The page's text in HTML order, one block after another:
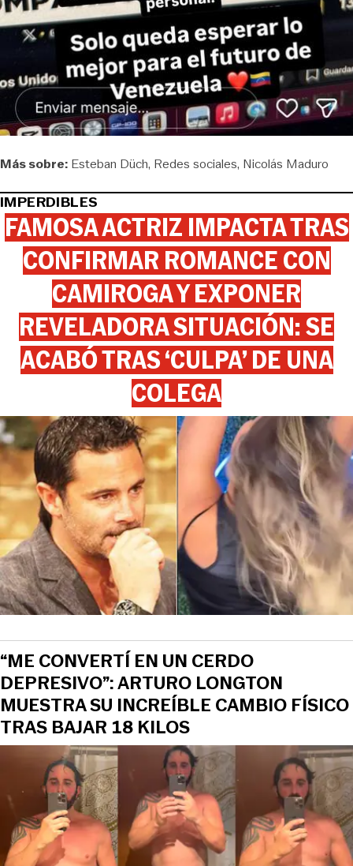
Más sobre: Esteban Düch Redes sociales Nicolás Maduro
IMPERDIBLES
FAMOSA ACTRIZ IMPACTA TRAS
CONFIRMAR ROMANCE CON
CAMIROGA Y EXPONER
REVELADORA SITUACIÓN: SE
ACABÓ TRAS ‘CULPA’ DE UNA
COLEGA
“ME CONVERTÍ EN UN CERDO
DEPRESIVO”: ARTURO LONGTON
MUESTRA SU INCREÍBLE CAMBIO FÍSICO
TRAS BAJAR 18 KILOS